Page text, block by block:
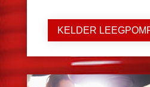
KELDER